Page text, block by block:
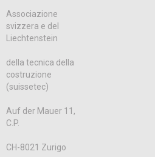
Associazione
svizzera e del
Liechtenstein
della tecnica della
costruzione
(suissetec)
Auf der Mauer 11,
C.P.
CH-8021 Zurigo